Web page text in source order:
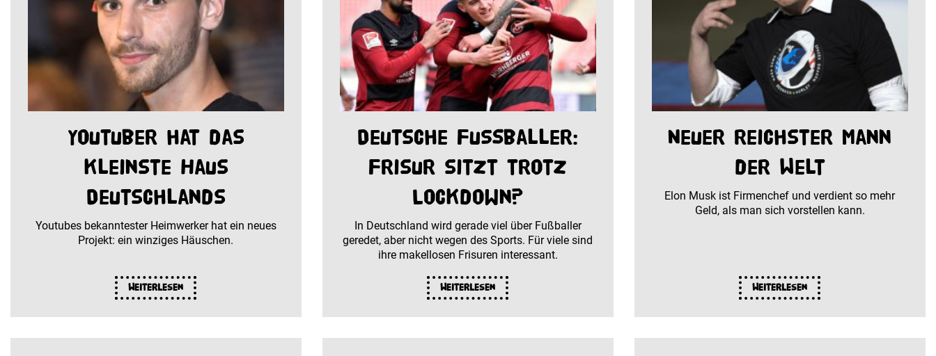
Youtuber hat das
kleinste Haus
Deutschlands
Youtubes bekanntester Heimwerker hat ein neues
Projekt: ein winziges Häuschen.
Weiterlesen
Deutsche Fußballer:
Frisur sitzt trotz
Lockdown?
In Deutschland wird gerade viel über Fußballer
geredet, aber nicht wegen des Sports. Für viele sind
ihre makellosen Frisuren interessant.
Weiterlesen
Neuer reichster Mann
der Welt
Elon Musk ist Firmenchef und verdient so mehr
Geld, als man sich vorstellen kann.
Weiterlesen